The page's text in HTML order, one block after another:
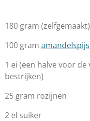
180 gram
100 gram amandelspijs
1 ei (een halve voor
bestrijken)
25 gram rozijnen
2 el suiker